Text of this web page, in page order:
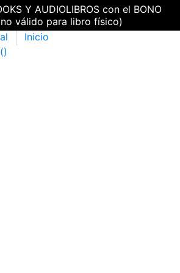
Y AUDIOLIBROS con el BONO
válido para libro físico)
Inicio
)